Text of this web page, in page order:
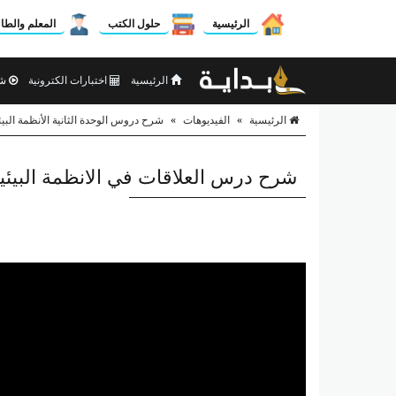
الرئيسية حلول الكتب المعلم
الرئيسية اختبارات الكترونية
الرئيسية » الفيديوهات » شرح دروس الوحدة الثانية الأنظمة
شرح درس العلاقات في الانظمة